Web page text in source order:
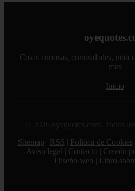
Cosas curiosas, curiosidades,
mas
Inicio
© 2026 oyequotes.com. Todos
Sitemap
RSS Política de Cookies
Aviso legal
Contacto
Creado
Diseño web
Libro